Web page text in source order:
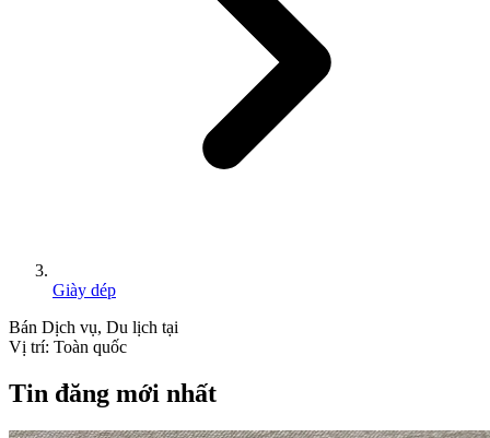
Giày dép
Bán Dịch vụ, Du lịch tại
Vị trí: Toàn quốc
Tin đăng mới nhất